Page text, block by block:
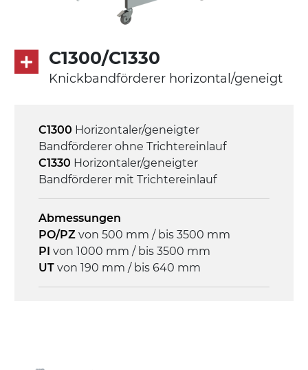
PVC Oberfläche viereckig in Petrolgrün
Antrieb
direkt, Zug (linke Seite), 3-phasiger
Asynchronmotor für Mehrfachspannung
Geschwindigkeit
3,4 m/Minute
Überlastungsschutz
C1300/C1330
Knickbandförderer horizontal/geneigt
C1300 Horizontaler/geneigter
Bandförderer ohne Trichtereinlauf
C1330 Horizontaler/geneigter
Bandförderer mit Trichtereinlauf
Abmessungen
PO/PZ von 500 mm / bis 3500 mm
PI von 1000 mm / bis 3500 mm
UT von 190 mm / bis 640 mm